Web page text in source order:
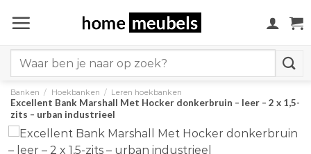
naar
for:
Banken / Hoekbanken / Leren hoekbanken
Excellent Bank Marshall Met Hocker donkerbruin – leer – 2 x 1,5-
zits – urban industrieel